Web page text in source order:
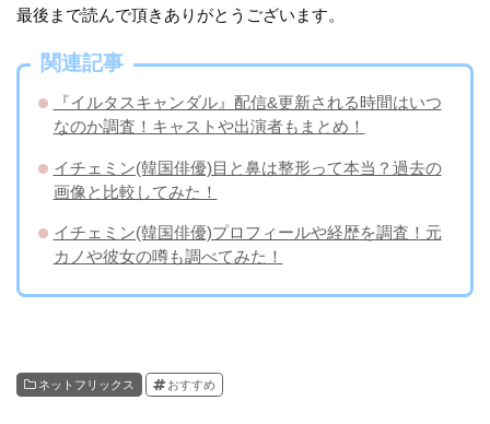
最後まで読んで頂きありがとうございます。
関連記事
『イルタスキャンダル』配信&更新される時間はいつ
なのか調査！キャストや出演者もまとめ！
イチェミン(韓国俳優)目と鼻は整形って本当？過去の
画像と比較してみた！
イチェミン(韓国俳優)プロフィールや経歴を調査！元
カノや彼女の噂も調べてみた！
ネットフリックス おすすめ